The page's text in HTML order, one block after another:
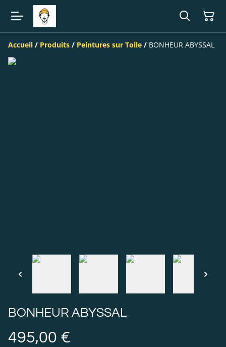
Accueil / Produits / Peintures sur Toile / BONHEUR ABYSSAL
BONHEUR ABYSSAL
495,00 €